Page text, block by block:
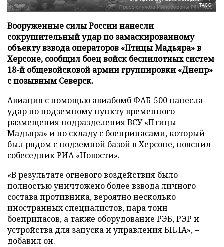
ТАСС
Вооруженные силы России нанесли
сокрушительный удар по замаскированному
объекту взвода операторов «Птицы Мадьяра» в
Херсоне, сообщил боец войск беспилотных систем
18-й общевойсковой армии группировки «Днепр»
с позывным Северск.
Авиация с помощью авиабомб ФАБ-500 нанесла
удар по подземному пункту временного
размещения подразделения ВСУ «Птицы
Мадьяра» и по складу с боеприпасами, который
был рядом с подземной базой в Херсоне, пояснил
собеседникРИА «Новости».
«В результате огневого воздействия было
полностью уничтожено более взвода личного
состава противника, вероятно несколько
иностранных специалистов, пара тонн
боеприпасов, а также оборудование РЭБ, РЭР и
устройства для запуска и управления БПЛА», –
добавил он.